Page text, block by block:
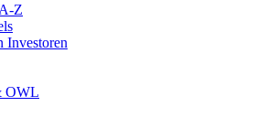
Z
Investoren
OWL